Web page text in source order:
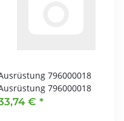
796000018
796000018
€ *